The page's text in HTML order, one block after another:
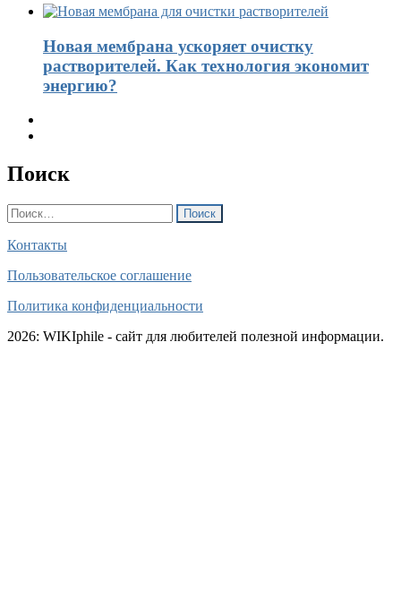
Новая мембрана ускоряет очистку
растворителей. Как технология экономит
энергию?
Поиск
Найти:
Контакты
Пользовательское соглашение
Политика конфиденциальности
2026: WIKIphile - сайт для любителей полезной информации.